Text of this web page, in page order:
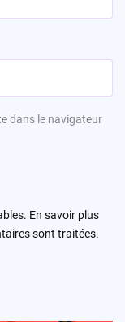
dans le navigateur
En savoir plus
sont traitées.